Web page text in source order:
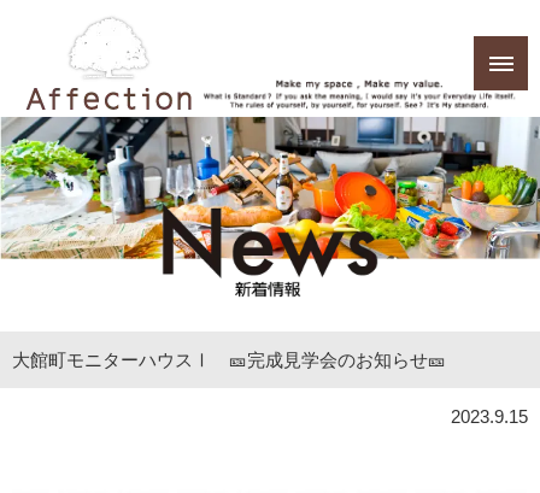
大館町モニターハウスⅠ 🎫完成見学会のお知らせ🎫
2023.9.15